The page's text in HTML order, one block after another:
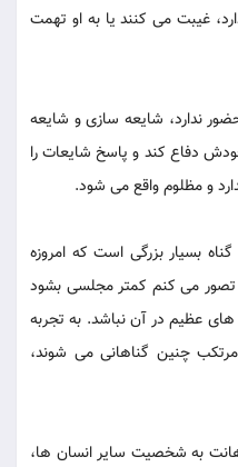
غیبت می کنند یا به او تهمت
ندارد، شایعه سازی و شایعه
دفاع کند و پاسخ شایعات را
و مظلوم واقع می شود.
بسیار بزرگی است که امروزه
می کنم کمتر مجلسی بشود
عظیم در آن نباشد. به تجربه
چنین گناهانی می شوند،
به شخصیت سایر انسان ها،